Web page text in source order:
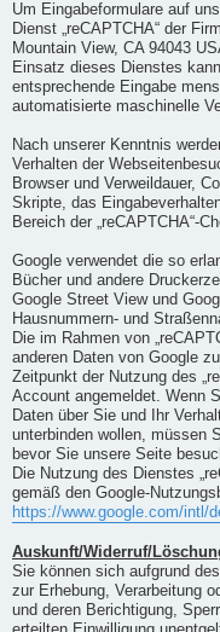
Um Eingabeformulare auf
Dienst „reCAPTCHA“ der
Mountain View, CA 94043
Einsatz dieses Dienstes
entsprechende Eingabe
automatisierte maschinelle
Nach unserer Kenntnis
Verhalten der
Browser und Verweildauer,
Skripte, das
Bereich der „reCAPTCHA“-
Google verwendet die so
Bücher und andere
Google Street View und
Hausnummern- und
Die im Rahmen von
anderen Daten von Google
Zeitpunkt der Nutzung des
Account angemeldet. Wenn
Daten über Sie und Ihr
unterbinden wollen, müssen
bevor Sie unsere Seite
Die Nutzung des Dienstes
gemäß den Google-
https://www.google.com/intl/
Auskunft/Widerruf/
Sie können sich aufgrund
zur Erhebung, Verarbeitung
und deren Berichtigung,